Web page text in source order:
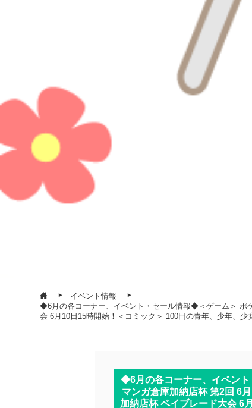
イベント情報
◆6月の各コーナー、イベント・セール情報◆＜ゲーム＞ ポ
会 6月10日15時開始！＜コミック＞ 100円の青年、少年、
◆6月の各コーナー、イベン
マンガ倉庫加納店杯 第2回 6
加納店杯 ベイブレード大会 6